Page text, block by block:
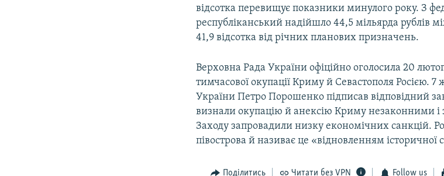
відсотка перевищує показники минулого року. З
республіканський надійшло 44,5 мільярда рублів
41,9 відсотка від річних планових призначень.
Верховна Рада України офіційно оголосила 20
тимчасової окупації Криму й Севастополя Росією.
України Петро Порошенко підписав відповідний
визнали окупацію й анексію Криму незаконними і
Заходу запровадили низку економічних санкцій.
півострова й називає це «відновленням історичної
Поділитись Читати без VPN Follow us